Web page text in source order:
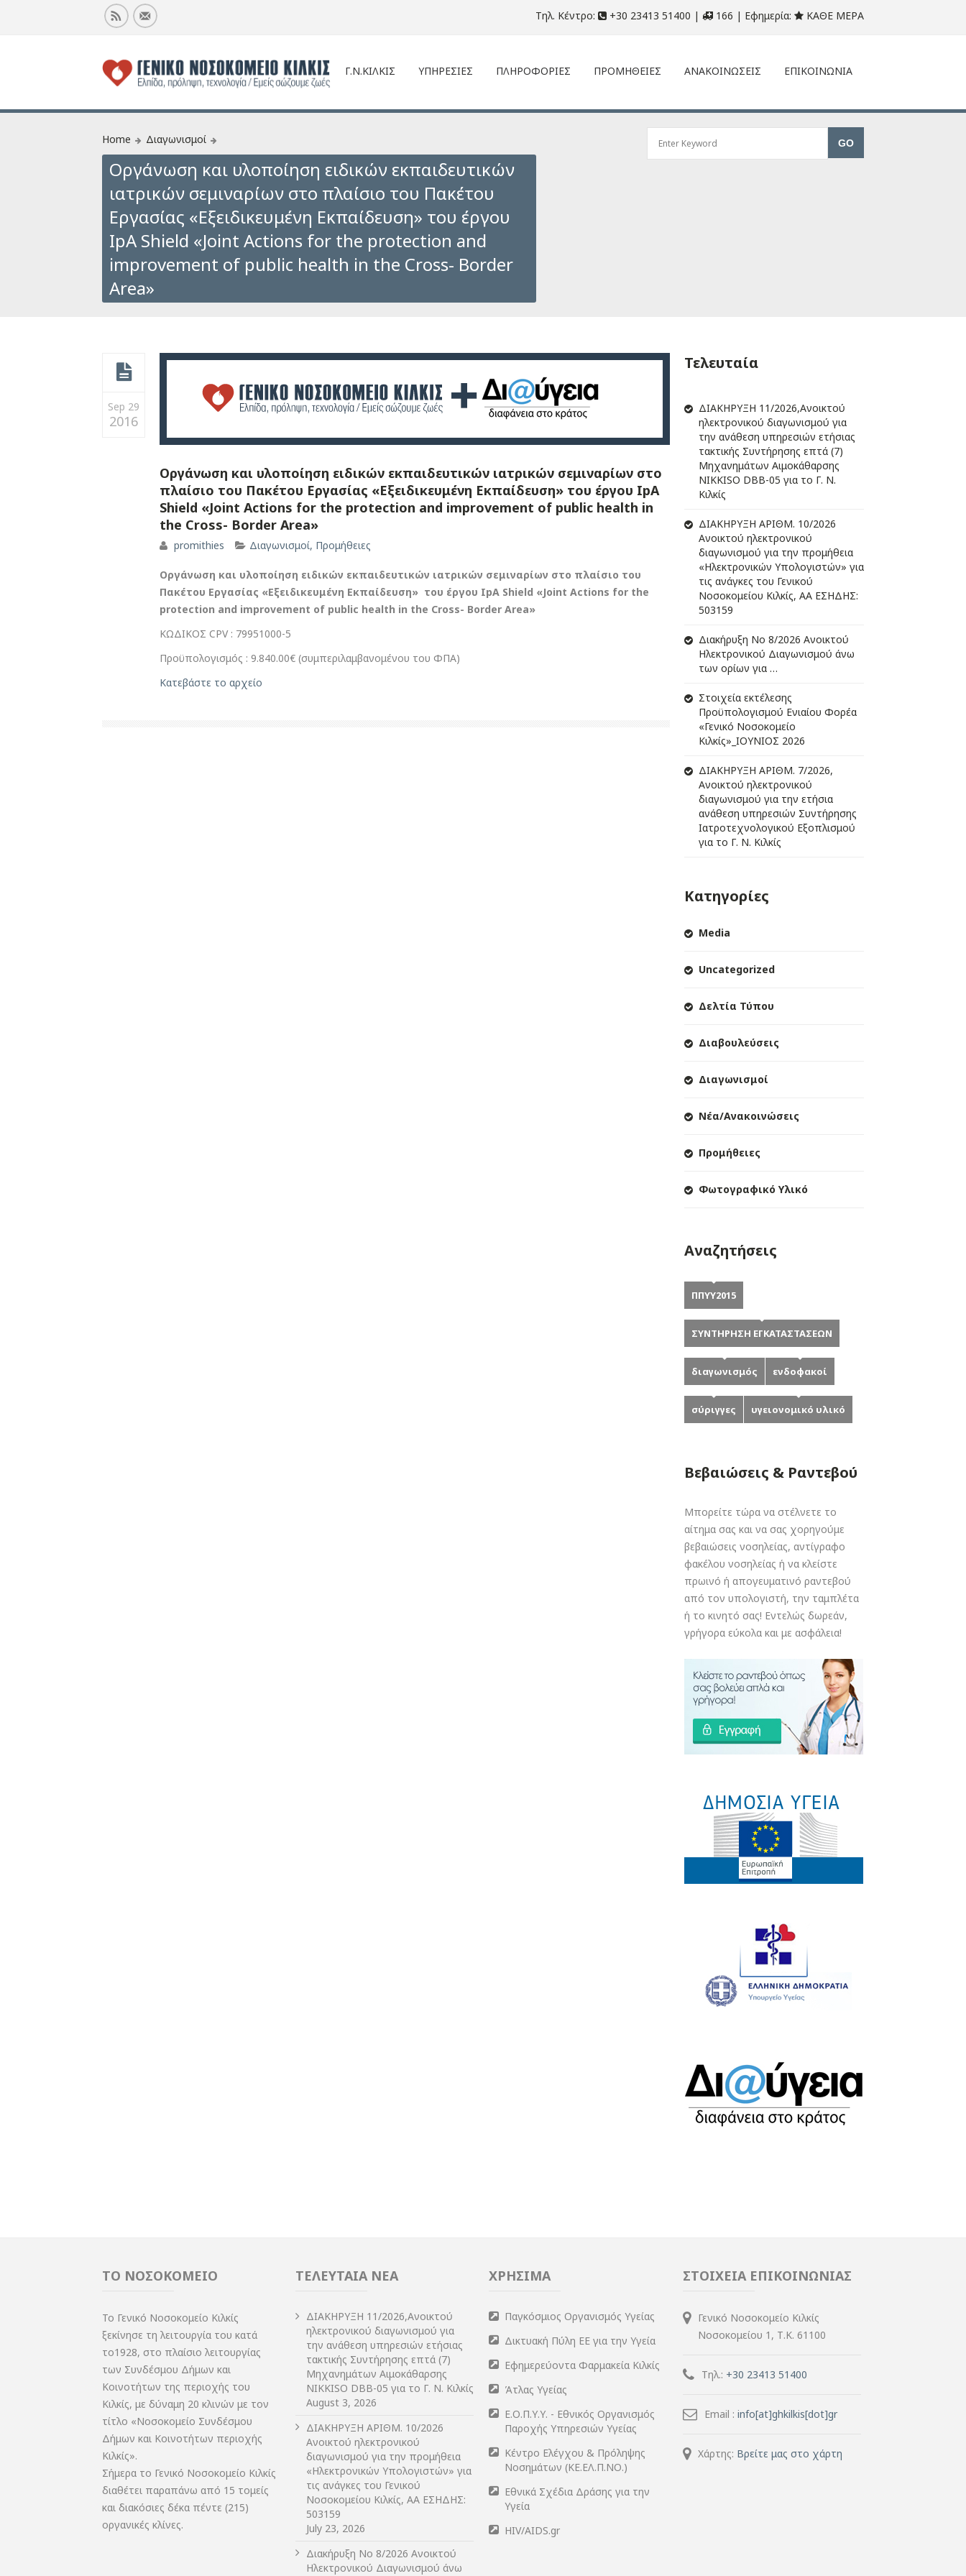
Τηλ. Κέντρο: +30 23413 51400 | 166 | Εφημερία: ΚΑΘΕ ΜΕΡΑ
Γ.Ν.ΚΙΛΚΙΣ ΥΠΗΡΕΣΙΕΣ ΠΛΗΡΟΦΟΡΙΕΣ ΠΡΟΜΗΘΕΙΕΣ ΑΝΑΚΟΙΝΩΣΕΙΣ ΕΠΙΚΟΙΝΩΝΙΑ
Home Διαγωνισμοί
Οργάνωση και υλοποίηση ειδικών εκπαιδευτικών
ιατρικών σεμιναρίων στο πλαίσιο του Πακέτου
Εργασίας «Εξειδικευμένη Εκπαίδευση» του έργου
IpA Shield «Joint Actions for the protection and
improvement of public health in the Cross- Border
Area»
Sep 29
2016
Οργάνωση και υλοποίηση ειδικών εκπαιδευτικών ιατρικών σεμιναρίων στο
πλαίσιο του Πακέτου Εργασίας «Εξειδικευμένη Εκπαίδευση» του έργου IpA
Shield «Joint Actions for the protection and improvement of public health in
the Cross- Border Area»
promithies Διαγωνισμοί, Προμήθειες
Οργάνωση και υλοποίηση ειδικών εκπαιδευτικών ιατρικών σεμιναρίων στο πλαίσιο του
Πακέτου Εργασίας «Εξειδικευμένη Εκπαίδευση» του έργου IpA Shield «Joint Actions for the
protection and improvement of public health in the Cross- Border Area»
ΚΩΔΙΚΟΣ CPV : 79951000-5
Προϋπολογισμός : 9.840.00€ (συμπεριλαμβανομένου του ΦΠΑ)
Κατεβάστε το αρχείο
Τελευταία
ΔIΑΚΗΡΥΞΗ 11/2026,Ανοικτού
ηλεκτρονικού διαγωνισμού για
την ανάθεση υπηρεσιών ετήσιας
τακτικής Συντήρησης επτά (7)
Μηχανημάτων Αιμοκάθαρσης
NIKKISO DBB-05 για το Γ. Ν.
Κιλκίς
ΔIΑΚΗΡΥΞΗ ΑΡIΘΜ. 10/2026
Ανοικτού ηλεκτρονικού
διαγωνισμού για την προμήθεια
«Ηλεκτρονικών Υπολογιστών» για
τις ανάγκες του Γενικού
Νοσοκομείου Κιλκίς, ΑΑ ΕΣΗΔΗΣ:
503159
Διακήρυξη Νο 8/2026 Ανοικτού
Ηλεκτρονικού Διαγωνισμού άνω
των ορίων για …
Στοιχεία εκτέλεσης
Προϋπολογισμού Ενιαίου Φορέα
«Γενικό Νοσοκομείο
Κιλκίς»_ΙΟΥΝΙΟΣ 2026
ΔIΑΚΗΡΥΞΗ ΑΡIΘΜ. 7/2026,
Ανοικτού ηλεκτρονικού
διαγωνισμού για την ετήσια
ανάθεση υπηρεσιών Συντήρησης
Ιατροτεχνολογικού Εξοπλισμού
για το Γ. Ν. Κιλκίς
Κατηγορίες
Media
Uncategorized
Δελτία Τύπου
Διαβουλεύσεις
Διαγωνισμοί
Νέα/Ανακοινώσεις
Προμήθειες
Φωτογραφικό Υλικό
Αναζητήσεις
ΠΠΥΥ2015
ΣΥΝΤΗΡΗΣΗ ΕΓΚΑΤΑΣΤΑΣΕΩΝ
διαγωνισμός ενδοφακοί
σύριγγες υγειονομικό υλικό
Βεβαιώσεις & Ραντεβού
Μπορείτε τώρα να στέλνετε το
αίτημα σας και να σας χορηγούμε
βεβαιώσεις νοσηλείας, αντίγραφο
φακέλου νοσηλείας ή να κλείστε
πρωινό ή απογευματινό ραντεβού
από τον υπολογιστή, την ταμπλέτα
ή το κινητό σας! Εντελώς δωρεάν,
γρήγορα εύκολα και με ασφάλεια!
ΤΟ ΝΟΣΟΚΟΜΕΙΟ
Το Γενικό Νοσοκομείο Κιλκίς
ξεκίνησε τη λειτουργία του κατά
το1928, στο πλαίσιο λειτουργίας
των Συνδέσμου Δήμων και
Κοινοτήτων της περιοχής του
Κιλκίς, με δύναμη 20 κλινών με τον
τίτλο «Νοσοκομείο Συνδέσμου
Δήμων και Κοινοτήτων περιοχής
Κιλκίς».
Σήμερα το Γενικό Νοσοκομείο Κιλκίς
διαθέτει παραπάνω από 15 τομείς
και διακόσιες δέκα πέντε (215)
οργανικές κλίνες.
ΤΕΛΕΥΤΑΙΑ ΝΕΑ
ΔIΑΚΗΡΥΞΗ 11/2026,Ανοικτού
ηλεκτρονικού διαγωνισμού για
την ανάθεση υπηρεσιών ετήσιας
τακτικής Συντήρησης επτά (7)
Μηχανημάτων Αιμοκάθαρσης
NIKKISO DBB-05 για το Γ. Ν. Κιλκίς
August 3, 2026
ΔIΑΚΗΡΥΞΗ ΑΡIΘΜ. 10/2026
Ανοικτού ηλεκτρονικού
διαγωνισμού για την προμήθεια
«Ηλεκτρονικών Υπολογιστών» για
τις ανάγκες του Γενικού
Νοσοκομείου Κιλκίς, ΑΑ ΕΣΗΔΗΣ:
503159
July 23, 2026
Διακήρυξη Νο 8/2026 Ανοικτού
Ηλεκτρονικού Διαγωνισμού άνω
ΧΡΗΣΙΜΑ
Παγκόσμιος Οργανισμός Υγείας
Δικτυακή Πύλη ΕΕ για την Υγεία
Εφημερεύοντα Φαρμακεία Κιλκίς
Άτλας Υγείας
Ε.Ο.Π.Υ.Υ. - Εθνικός Οργανισμός
Παροχής Υπηρεσιών Υγείας
Κέντρο Ελέγχου & Πρόληψης
Νοσημάτων (ΚΕ.ΕΛ.Π.ΝΟ.)
Εθνικά Σχέδια Δράσης για την
Υγεία
HIV/AIDS.gr
ΣΤΟΙΧΕΙΑ ΕΠΙΚΟΙΝΩΝΙΑΣ
Γενικό Νοσοκομείο Κιλκίς
Νοσοκομείου 1, Τ.Κ. 61100
Τηλ.: +30 23413 51400
Email : info[at]ghkilkis[dot]gr
Χάρτης: Βρείτε μας στο χάρτη